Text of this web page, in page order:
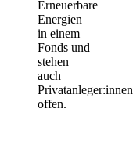
Erneuerbare
Energien
in einem
Fonds und
stehen
auch
Privatanleger:innen
offen.